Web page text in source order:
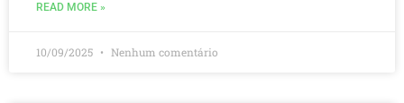
READ MORE »
10/09/2025 Nenhum comentário